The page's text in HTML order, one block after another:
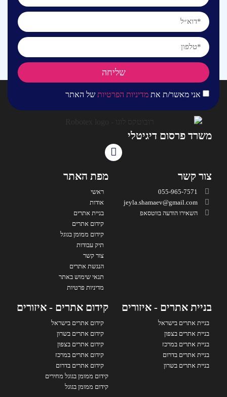
אני מאשר/ת את מדיניות הפרטיות של האתר
שליחה
משרד פרסום דיגיטלי
צור קשר
055-965-7571
jeyla.shamaev@gmail.com
השאירו הודעה בווטסאפ
מפת האתר
ראשי
אודות
בניית אתרים
קידום אתרים
קידום ממומן בגוגל
תיק עבודות
צור קשר
הנגשת אתרים
תנאי שימוש באתר
מדיניות פרטיות
בניית אתרים - איזורים
בניית אתרים בישראל
בניית אתרים בצפון
בניית אתרים במרכז
בניית אתרים בדרום
בניית אתרים בשרון
קידום אתרים - איזורים
קידום אתרים בישראל
קידום אתרים בשרון
קידום אתרים בצפון
קידום אתרים במרכז
קידום אתרים בדרום
קידום ממומן בגוגל מחירים
קידום ממומן בגוגל